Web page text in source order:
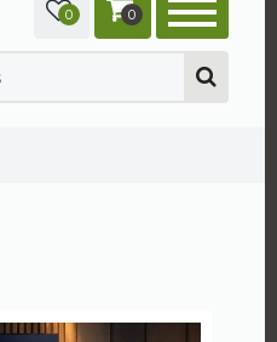
0 0